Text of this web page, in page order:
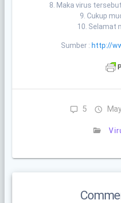
8. Maka virus
9. Cukup
10. Selamat
Sumber : http://
5